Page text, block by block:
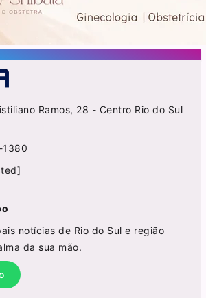
Ramos, 28 - Centro Rio do Sul
notícias de Rio do Sul e região
da sua mão.